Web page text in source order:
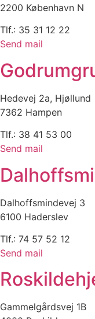
2200 København N
Tlf.: 35 31 12 22
Send mail
Hedevej 2a, Hjøllund
7362 Hampen
Tlf.: 38 41 53 00
Send mail
Dalhoffsmindevej 3
6100 Haderslev
Tlf.: 74 57 52 12
Send mail
Gammelgårdsvej 1B